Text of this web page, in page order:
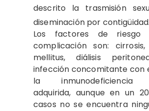
descrito la trasmisión
diseminación por
Los factores de riesgo
complicación son:
mellitus, diálisis
infección concomitante con
la inmunodeficiencia
adquirida, aunque en un
casos no se encuentra